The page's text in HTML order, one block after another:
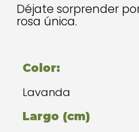
Déjate sorprender
rosa única.
Color:
Lavanda
Largo (cm)